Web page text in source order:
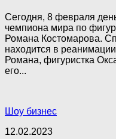
Сегодня, 8 февраля
чемпиона мира по
Романа Костомарова.
находится в
Романа, фигуристка
его...
Шоу бизнес
12.02.2023